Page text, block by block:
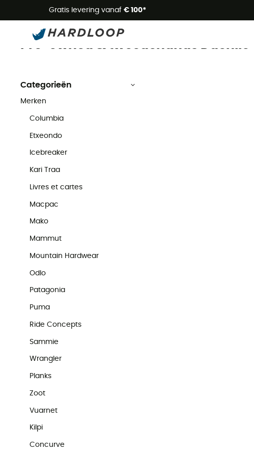
Gratis levering vanaf € 100*
Pre-owned Merken Daehlie
Pre-owned & tweedehands Daehlie
Categorieën
Merken
Columbia
Etxeondo
Icebreaker
Kari Traa
Livres et cartes
Macpac
Mako
Mammut
Mountain Hardwear
Odlo
Patagonia
Puma
Ride Concepts
Sammie
Wrangler
Planks
Zoot
Vuarnet
Kilpi
Concurve